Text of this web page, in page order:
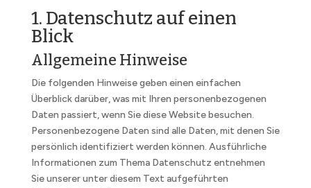
1. Datenschutz auf einen
Blick
Allgemeine Hinweise
Die folgenden Hinweise geben einen einfachen
Überblick darüber, was mit Ihren personenbezogenen
Daten passiert, wenn Sie diese Website besuchen.
Personenbezogene Daten sind alle Daten, mit denen Sie
persönlich identifiziert werden können. Ausführliche
Informationen zum Thema Datenschutz entnehmen
Sie unserer unter diesem Text aufgeführten